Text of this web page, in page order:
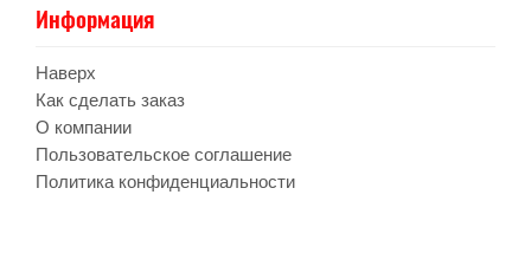
Информация
Наверх
Как сделать заказ
О компании
Пользовательское соглашение
Политика конфиденциальности